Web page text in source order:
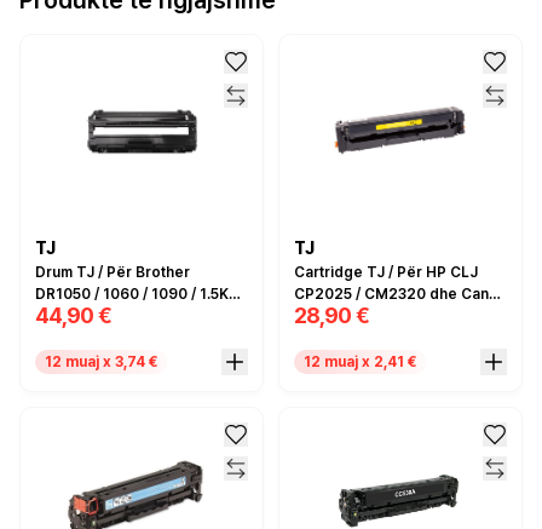
TJ
Drum TJ / Për Brother
DR1050 / 1060 / 1090 / 1.5K
faqe / Compatible
44,90 €
12 muaj x 3,74 €
TJ
Cartridge TJ / Për HP CLJ
CP2025 / CM2320 dhe Canon
MF8350 / Zëvendësim për
CC532A / CE412A / CF382A / I
28,90 €
12 muaj x 2,41 €